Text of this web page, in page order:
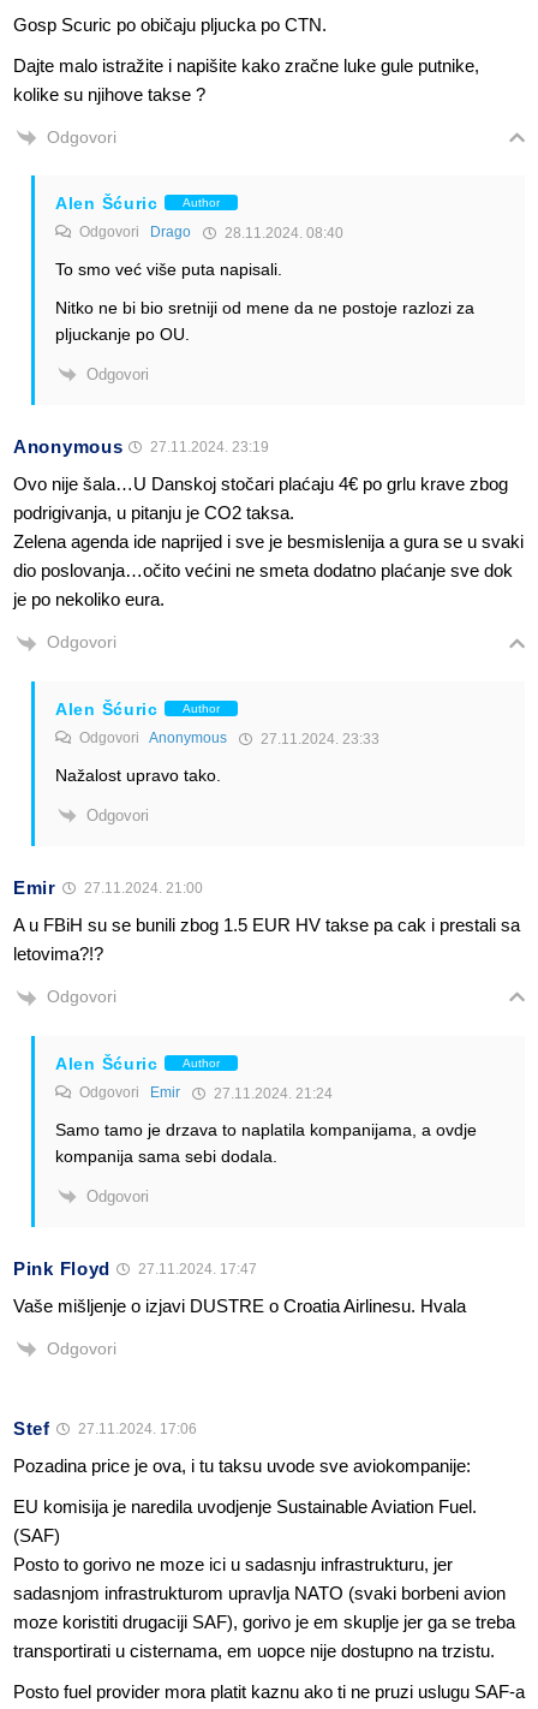
Gosp Scuric po običaju pljucka po CTN.
Dajte malo istražite i napišite kako zračne luke gule putnike,
kolike su njihove takse ?
Odgovori
Alen Šćuric Author
Odgovori Drago 28.11.2024. 08:40
To smo već više puta napisali.
Nitko ne bi bio sretniji od mene da ne postoje razlozi za
pljuckanje po OU.
Odgovori
Anonymous 27.11.2024. 23:19
Ovo nije šala…U Danskoj stočari plaćaju 4€ po grlu krave zbog
podrigivanja, u pitanju je CO2 taksa.
Zelena agenda ide naprijed i sve je besmislenija a gura se u svaki
dio poslovanja…očito većini ne smeta dodatno plaćanje sve dok
je po nekoliko eura.
Odgovori
Alen Šćuric Author
Odgovori Anonymous 27.11.2024. 23:33
Nažalost upravo tako.
Odgovori
Emir 27.11.2024. 21:00
A u FBiH su se bunili zbog 1.5 EUR HV takse pa cak i prestali sa
letovima?!?
Odgovori
Alen Šćuric Author
Odgovori Emir 27.11.2024. 21:24
Samo tamo je drzava to naplatila kompanijama, a ovdje
kompanija sama sebi dodala.
Odgovori
Pink Floyd 27.11.2024. 17:47
Vaše mišljenje o izjavi DUSTRE o Croatia Airlinesu. Hvala
Odgovori
Stef 27.11.2024. 17:06
Pozadina price je ova, i tu taksu uvode sve aviokompanije:
EU komisija je naredila uvodjenje Sustainable Aviation Fuel.
(SAF)
Posto to gorivo ne moze ici u sadasnju infrastrukturu, jer
sadasnjom infrastrukturom upravlja NATO (svaki borbeni avion
moze koristiti drugaciji SAF), gorivo je em skuplje jer ga se treba
transportirati u cisternama, em uopce nije dostupno na trzistu.
Posto fuel provider mora platit kaznu ako ti ne pruzi uslugu SAF-a